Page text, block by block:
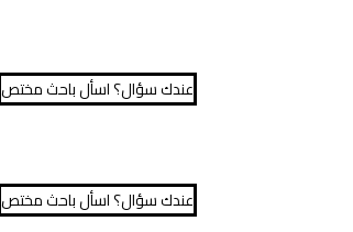
عندك سؤال؟ اسأل باحث مختص
عندك سؤال؟ اسأل باحث مختص